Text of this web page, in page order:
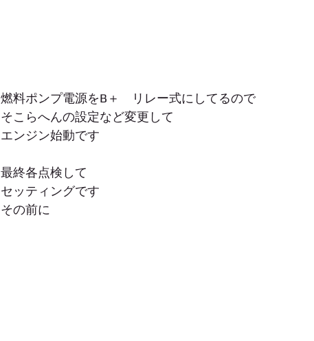
燃料ポンプ電源をB＋　リレー式にしてるので
そこらへんの設定など変更して
エンジン始動です
最終各点検して
セッティングです
その前に